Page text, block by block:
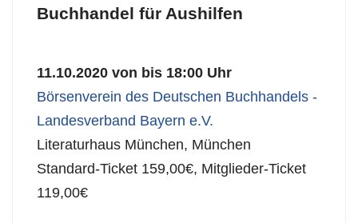
Buchhandel für Aushilfen
11.10.2020 von bis 18:00 Uhr
Börsenverein des Deutschen Buchhandels -
Landesverband Bayern e.V.
Literaturhaus München, München
Standard-Ticket 159,00€, Mitglieder-Ticket
119,00€